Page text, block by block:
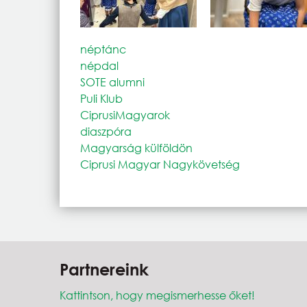
néptánc
népdal
SOTE alumni
Puli Klub
CiprusiMagyarok
diaszpóra
Magyarság külföldön
Ciprusi Magyar Nagykövetség
Partnereink
Kattintson, hogy megismerhesse őket!